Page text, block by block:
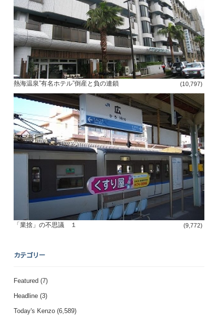
熱海温泉”有名ホテル”倒産と負の連鎖 (10,797)
「業捨」の不思議 １ (9,772)
カテゴリー
Featured (7)
Headline (3)
Today's Kenzo (6,589)